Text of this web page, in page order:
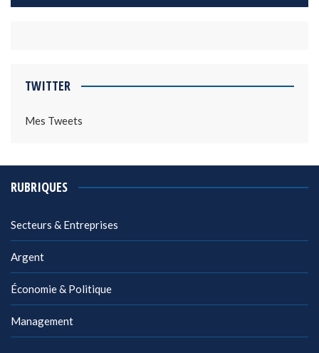
TWITTER
Mes Tweets
RUBRIQUES
Secteurs & Entreprises
Argent
Économie & Politique
Management